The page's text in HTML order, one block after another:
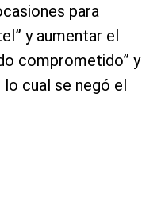
para
y aumentar el
comprometido” y
cual se negó el